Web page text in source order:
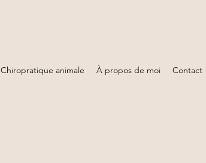
Chiropratique animale À propos de moi Contact